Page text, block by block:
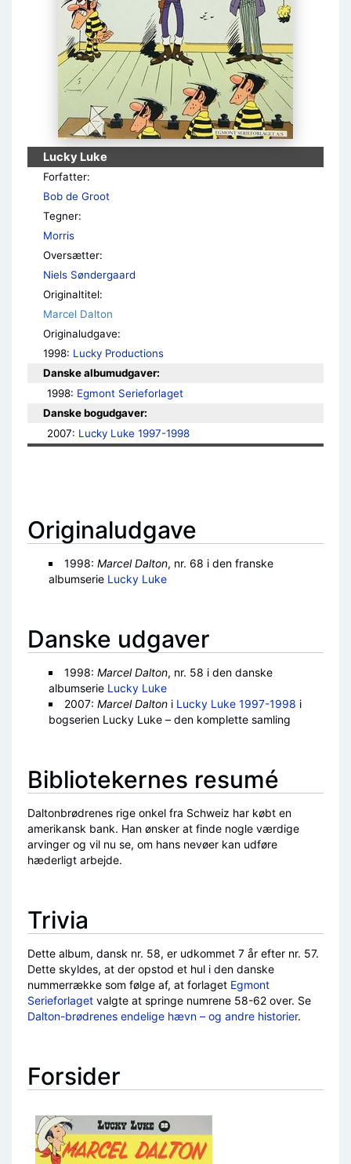
Lucky Luke
Forfatter:
Bob de Groot
Tegner:
Morris
Oversætter:
Niels Søndergaard
Originaltitel:
Marcel Dalton
Originaludgave:
1998: Lucky Productions
Danske albumudgaver:
1998: Egmont Serieforlaget
Danske bogudgaver:
2007: Lucky Luke 1997-1998
Originaludgave
1998: Marcel Dalton, nr. 68 i den franske
albumserie Lucky Luke
Danske udgaver
1998: Marcel Dalton, nr. 58 i den danske
albumserie Lucky Luke
2007: Marcel Daltoni Lucky Luke 1997-1998 i
bogserien Lucky Luke – den komplette samling
Bibliotekernes resumé
Daltonbrødrenes rige onkel fra Schweiz har købt en
amerikansk bank. Han ønsker at finde nogle værdige
arvinger og vil nu se, om hans nevøer kan udføre
hæderligt arbejde.
Trivia
Dette album, dansk nr. 58, er udkommet 7 år efter nr. 57.
Dette skyldes, at der opstod et hul i den danske
nummerrække som følge af, at forlaget Egmont
Serieforlaget valgte at springe numrene 58-62 over. Se
Dalton-brødrenes endelige hævn – og andre historier.
Forsider